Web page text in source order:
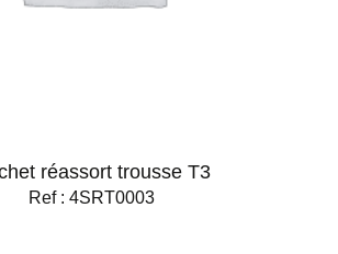
réassort trousse T3
Ref : 4SRT0003